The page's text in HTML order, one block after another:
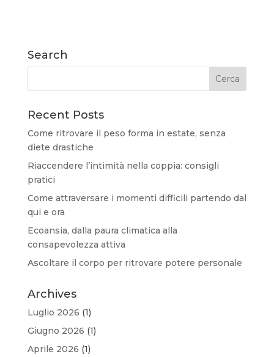
Search
Recent Posts
Come ritrovare il peso forma in estate, senza
diete drastiche
Riaccendere l’intimità nella coppia: consigli
pratici
Come attraversare i momenti difficili partendo dal
qui e ora
Ecoansia, dalla paura climatica alla
consapevolezza attiva
Ascoltare il corpo per ritrovare potere personale
Archives
Luglio 2026 (1)
Giugno 2026 (1)
Aprile 2026 (1)